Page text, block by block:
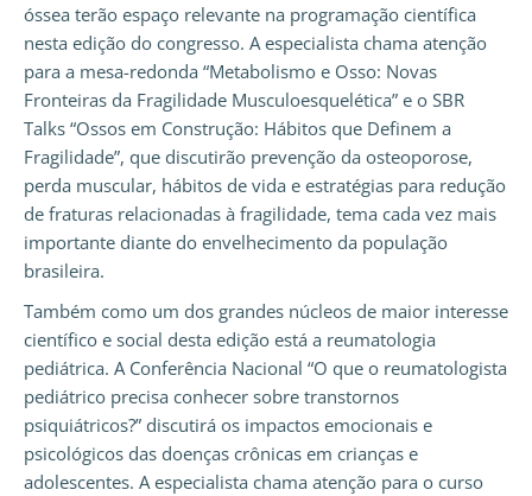
óssea terão espaço relevante na programação científica
nesta edição do congresso. A especialista chama atenção
para a mesa-redonda “Metabolismo e Osso: Novas
Fronteiras da Fragilidade Musculoesquelética” e o SBR
Talks “Ossos em Construção: Hábitos que Definem a
Fragilidade”, que discutirão prevenção da osteoporose,
perda muscular, hábitos de vida e estratégias para redução
de fraturas relacionadas à fragilidade, tema cada vez mais
importante diante do envelhecimento da população
brasileira.
Também como um dos grandes núcleos de maior interesse
científico e social desta edição está a reumatologia
pediátrica. A Conferência Nacional “O que o reumatologista
pediátrico precisa conhecer sobre transtornos
psiquiátricos?” discutirá os impactos emocionais e
psicológicos das doenças crônicas em crianças e
adolescentes. A especialista chama atenção para o curso